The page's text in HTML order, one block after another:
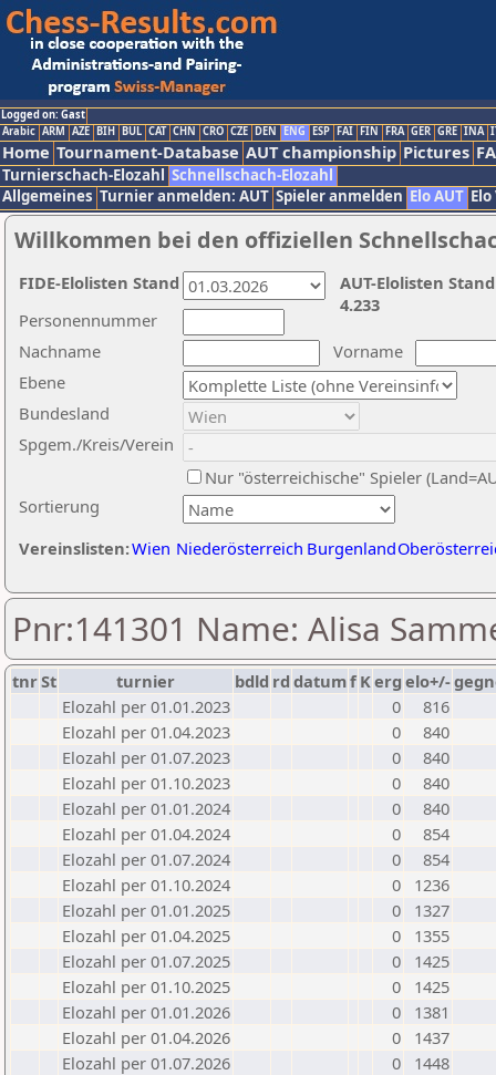
Logged on: Gast
Arabic ARM AZE BIH BUL CAT CHN CRO CZE DEN ENG ESP FAI FIN FRA GER GRE INA
Home Tournament-Database AUT championship Pictures
Turnierschach-Elozahl Schnellschach-Elozahl
Allgemeines Turnier anmelden: AUT Spieler anmelden Elo AUT
Willkommen bei den offiziellen
Nachname
Vorname
Ebene
Sortierung
Personennummer
Bundesland
Spgem./Kreis/Verein
Nur "österreichische" Spieler
Vereinslisten:Wien Niederösterreich Burgenland
AUT-Elolisten
4.233
FIDE-Elolisten Stand
Pnr:141301 Name: Alisa
tnrSt turnier bdld rd datumf Kerg elo+/-
Elozahl per 01.01.2023
0
816
Elozahl per 01.04.2023
0
840
Elozahl per 01.07.2023
0
840
Elozahl per 01.10.2023
0
840
Elozahl per 01.01.2024
0
840
Elozahl per 01.04.2024
0
854
Elozahl per 01.07.2024
0
854
Elozahl per 01.10.2024
0
1236
Elozahl per 01.01.2025
0
1327
Elozahl per 01.04.2025
0
1355
Elozahl per 01.07.2025
0
1425
Elozahl per 01.10.2025
0
1425
Elozahl per 01.01.2026
0
1381
Elozahl per 01.04.2026
0
1437
Elozahl per 01.07.2026
0
1448